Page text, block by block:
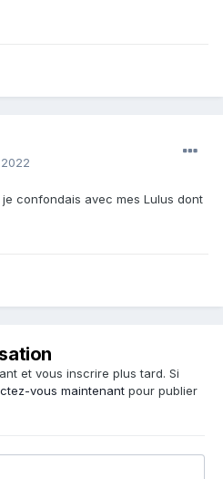
confondais avec mes Lulus dont
et vous inscrire plus tard. Si
vous maintenant pour publier